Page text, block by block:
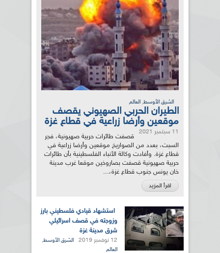
الشرق الأوسط, العالم
الطيران الحربي الصهيوني يقصف
موقعين وأرضا زراعية في قطاع غزة
11 سبتمبر 2021
قصفت طائرات حربية صهيونية، فجر
السبت، بعدد من الصواريخ موقعين وأرضا زراعية في
قطاع غزة. وأفادت وكالة الأنباء الفلسطينية بأن طائرات
حربية صهيونية قصفت بصاروخين موقعا غرب مدينة
خان يونس جنوب قطاع غزة،...
اقرأ المزيد
استشهاد قيادي فلسطيني بارز
وزوجته في قصف اسرائيلي
شرق مدينة غزة
12 نوفمبر 2019 الشرق الأوسط,
العالم